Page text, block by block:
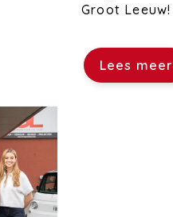
Groot Leeuw!
Lees meer